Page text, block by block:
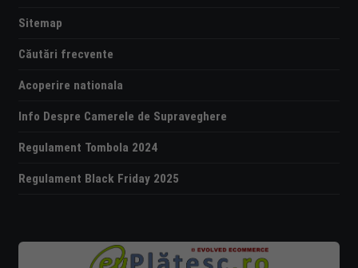
Sitemap
Căutări frecvente
Acoperire nationala
Info Despre Camerele de Supraveghere
Regulament Tombola 2024
Regulament Black Friday 2025